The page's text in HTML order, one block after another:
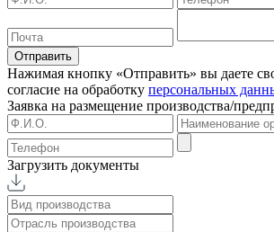
Отправить
Нажимая кнопку «Отправить» вы даете
согласие на обработку персональных
Заявка на размещение производства/
Загрузить документы